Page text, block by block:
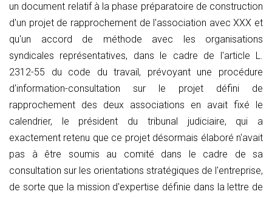
un document relatif à la phase préparatoire de construction
d'un projet de rapprochement de l'association avec XXX et
qu'un accord de méthode avec les organisations
syndicales représentatives, dans le cadre de l'article L.
2312-55 du code du travail, prévoyant une procédure
d'information-consultation sur le projet défini de
rapprochement des deux associations en avait fixé le
calendrier, le président du tribunal judiciaire, qui a
exactement retenu que ce projet désormais élaboré n'avait
pas à être soumis au comité dans le cadre de sa
consultation sur les orientations stratégiques de l'entreprise,
de sorte que la mission d'expertise définie dans la lettre de